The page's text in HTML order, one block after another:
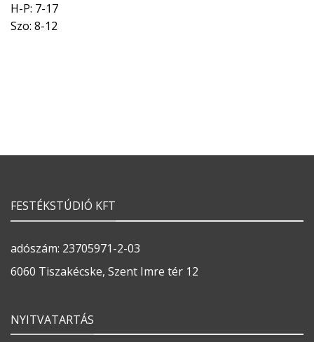
H-P: 7-17
Szo: 8-12
FESTÉKSTÚDIÓ KFT
adószám: 23705971-2-03
6060 Tiszakécske, Szent Imre tér 12
NYITVATARTÁS